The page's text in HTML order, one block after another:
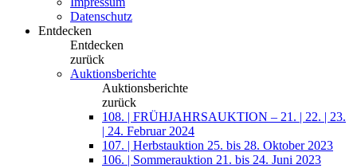
Datenschutz
Entdecken
Entdecken
zurück
Auktionsberichte
Auktionsberichte
zurück
108. | FRÜHJAHRSAUKTION – 21. | 22. | 23.
| 24. Februar 2024
107. | Herbstauktion 25. bis 28. Oktober 2023
106. | Sommerauktion 21. bis 24. Juni 2023